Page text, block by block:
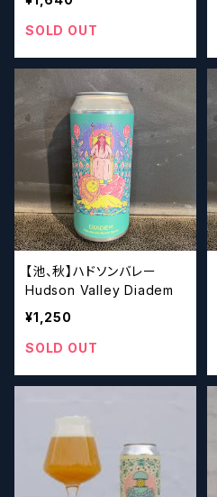
nfetti Grapefruit Lime
SOLD OUT
【池、秋】ハドソンバレー
Hudson Valley Diadem
¥1,250
SOLD OUT